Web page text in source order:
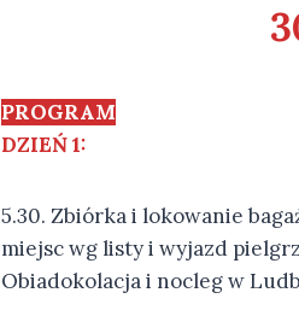
PROGRAM
DZIEŃ 1:
5.30. Zbiórka i lokowanie
miejsc wg listy i wyjazd
Obiadokolacja i nocleg w